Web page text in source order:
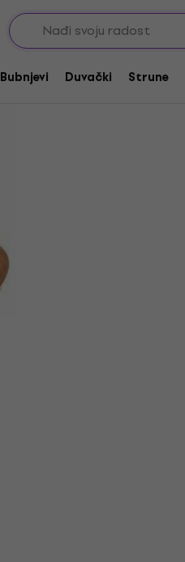
Bubnjevi Duvački Strune